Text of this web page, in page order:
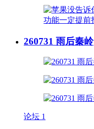
260731 雨后秦岭
论坛 1